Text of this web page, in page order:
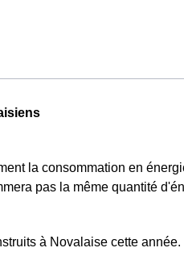
la consommation en
pas la même quantité
à Novalaise cette année.